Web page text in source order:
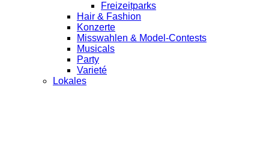
Freizeitparks
Hair & Fashion
Konzerte
Misswahlen & Model-Contests
Musicals
Party
Varieté
Lokales